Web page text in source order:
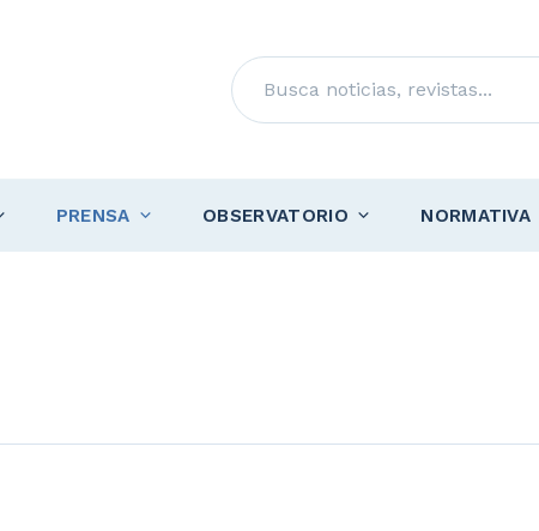
Buscar
PRENSA OBSERVATORIO NORMATIVA